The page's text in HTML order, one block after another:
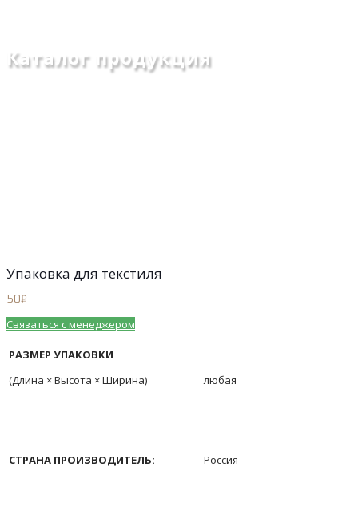
Каталог продукция
Упаковка для текстиля
50₽
Связаться с менеджером
РАЗМЕР УПАКОВКИ
(Длина × Высота × Ширина)
любая
СТРАНА ПРОИЗВОДИТЕЛЬ: Россия